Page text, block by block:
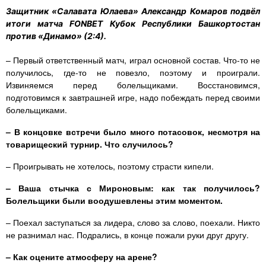
Защитник «Салавата Юлаева» Александр Комаров подвёл
итоги матча FONBET Кубок Республики Башкортостан
против «Динамо» (2:4).
– Первый ответственный матч, играл основной состав. Что-то не
получилось, где-то не повезло, поэтому и проиграли.
Извиняемся перед болельщиками. Восстановимся,
подготовимся к завтрашней игре, надо побеждать перед своими
болельщиками.
– В концовке встречи было много потасовок, несмотря на
товарищеский турнир. Что случилось?
– Проигрывать не хотелось, поэтому страсти кипели.
– Ваша стычка с Мироновым: как так получилось?
Болельщики были воодушевлены этим моментом.
– Поехал заступаться за лидера, слово за слово, поехали. Никто
не разнимал нас. Подрались, в конце пожали руки друг другу.
– Как оцените атмосферу на арене?